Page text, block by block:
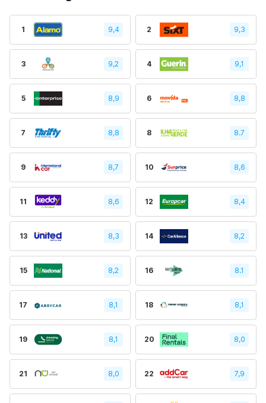
1 9,4 2 9,3
3 9,2 4 9,1
5 8,9 6 8,8
7 8,8 8 8.7
9 8,7 10 8,6
11 8,6 12 8,4
13 8,3 14 8,2
15 8,2 16 8.1
17 8,1 18 8,1
19 8,1 20 8,0
21 8,0 22 7,9